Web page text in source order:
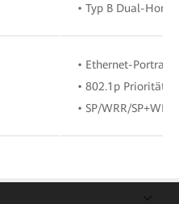
• Typ B Dual-
• Ethernet-
• 802.1p Priorität
• SP/WRR/SP+WRR